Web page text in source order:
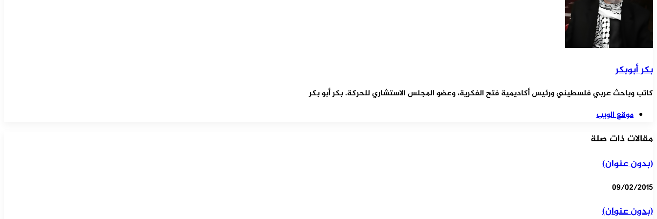
بكر أبوبكر
كاتب وباحث عربي فلسطيني ورئيس أكاديمية فتح الفكرية، وعضو المجلس الاستشاري للحركة. بكر أبو بكر
موقع الويب
مقالات ذات صلة
(بدون عنوان)
09/02/2015
(بدون عنوان)